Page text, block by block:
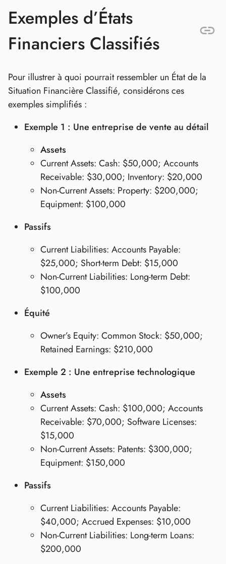
Exemples d’États
Financiers Classifiés
Pour illustrer à quoi pourrait ressembler un État de la
Situation Financière Classifié, considérons ces
exemples simplifiés :
Exemple 1 : Une entreprise de vente au détail
Assets
Current Assets: Cash: $50,000; Accounts
Receivable: $30,000; Inventory: $20,000
Non-Current Assets: Property: $200,000;
Equipment: $100,000
Passifs
Current Liabilities: Accounts Payable:
$25,000; Short-term Debt: $15,000
Non-Current Liabilities: Long-term Debt:
$100,000
Équité
Owner’s Equity: Common Stock: $50,000;
Retained Earnings: $210,000
Exemple 2 : Une entreprise technologique
Assets
Current Assets: Cash: $100,000; Accounts
Receivable: $70,000; Software Licenses:
$15,000
Non-Current Assets: Patents: $300,000;
Equipment: $150,000
Passifs
Current Liabilities: Accounts Payable:
$40,000; Accrued Expenses: $10,000
Non-Current Liabilities: Long-term Loans:
$200,000